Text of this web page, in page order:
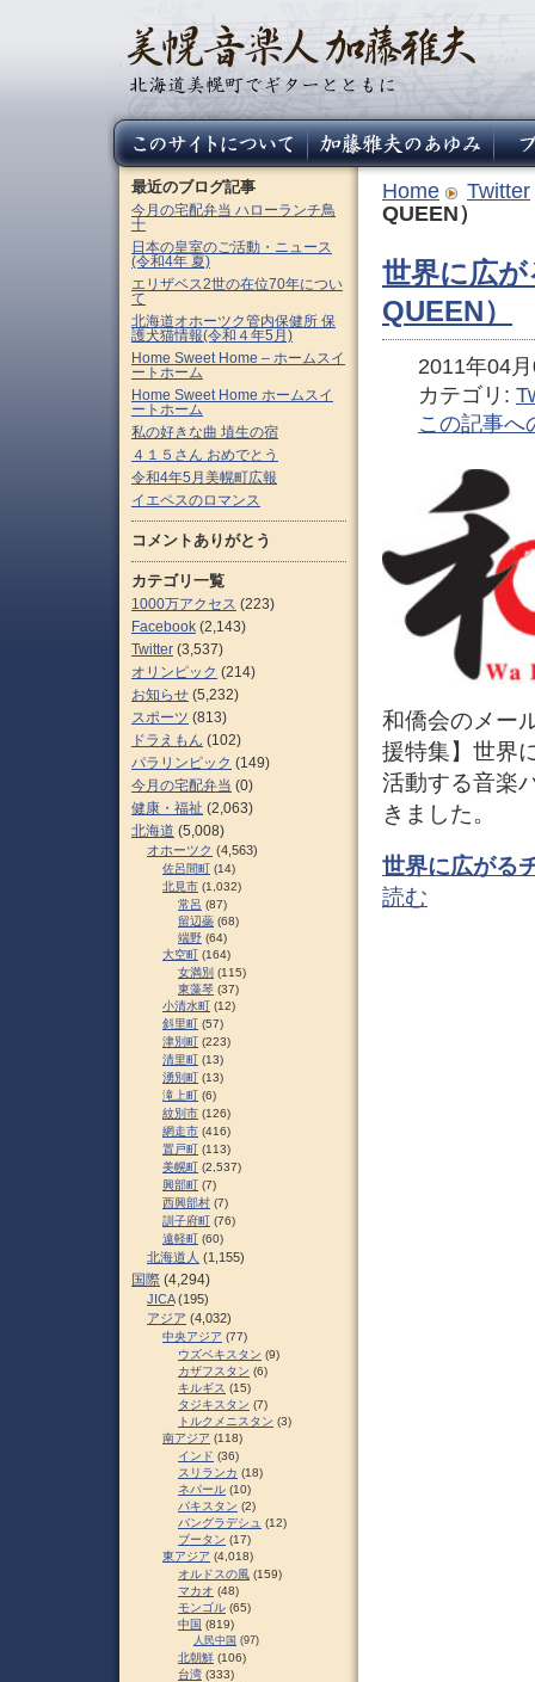
Home
Twitter
QUEEN）
世界に広
QUEEN）
2011年04
カテゴリ:
この記事へ
和僑会のメー
援特集】世界
活動する音楽
きました。
世界に広がる
読む
最近のブログ記事
今月の宅配弁当 ハローランチ鳥
十
日本の皇室のご活動・ニュース
(令和4年 夏)
エリザベス2世の在位70年につい
て
北海道オホーツク管内保健所 保
護犬猫情報(令和４年5月)
Home Sweet Home – ホームスイ
ートホーム
Home Sweet Home ホームスイ
ートホーム
私の好きな曲 埴生の宿
４１５さん おめでとう
令和4年5月美幌町広報
イエペスのロマンス
コメントありがとう
カテゴリ一覧
1000万アクセス (223)
Facebook (2,143)
Twitter (3,537)
オリンピック (214)
お知らせ (5,232)
スポーツ (813)
ドラえもん (102)
パラリンピック (149)
今月の宅配弁当 (0)
健康・福祉 (2,063)
北海道 (5,008)
オホーツク (4,563)
佐呂間町 (14)
北見市 (1,032)
常呂 (87)
留辺蘂 (68)
端野 (64)
大空町 (164)
女満別 (115)
東藻琴 (37)
小清水町 (12)
斜里町 (57)
津別町 (223)
清里町 (13)
湧別町 (13)
滝上町 (6)
紋別市 (126)
網走市 (416)
置戸町 (113)
美幌町 (2,537)
興部町 (7)
西興部村 (7)
訓子府町 (76)
遠軽町 (60)
北海道人 (1,155)
国際 (4,294)
JICA(195)
アジア (4,032)
中央アジア (77)
ウズベキスタン (9)
カザフスタン (6)
キルギス (15)
タジキスタン (7)
トルクメニスタン (3)
南アジア (118)
インド (36)
スリランカ (18)
ネパール (10)
パキスタン (2)
バングラデシュ (12)
ブータン (17)
東アジア (4,018)
オルドスの風 (159)
マカオ (48)
モンゴル (65)
中国 (819)
人民中国 (97)
北朝鮮 (106)
台湾 (333)